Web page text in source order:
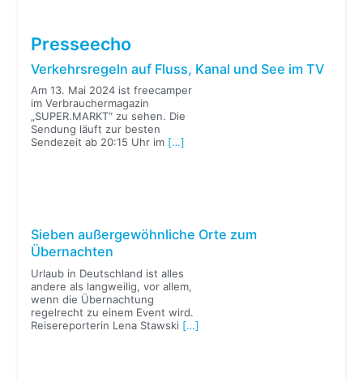
Presseecho
Verkehrsregeln auf Fluss, Kanal und See im TV
Am 13. Mai 2024 ist freecamper
im Verbrauchermagazin
„SUPER.MARKT“ zu sehen. Die
Sendung läuft zur besten
Sendezeit ab 20:15 Uhr im […]
Sieben außergewöhnliche Orte zum
Übernachten
Urlaub in Deutschland ist alles
andere als langweilig, vor allem,
wenn die Übernachtung
regelrecht zu einem Event wird.
Reisereporterin Lena Stawski […]